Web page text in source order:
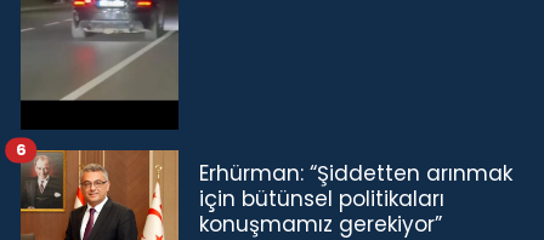
Erhürman: “Şiddetten arınmak
için bütünsel politikaları
konuşmamız gerekiyor”
6